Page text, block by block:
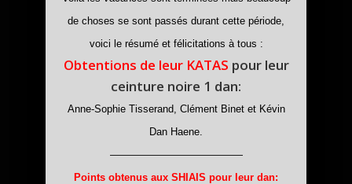
de choses se sont passés durant cette période,
voici le résumé et félicitations à tous :
Obtentions de leur KATAS pour leur
ceinture noire 1 dan:
Anne-Sophie Tisserand, Clément Binet et Kévin
Dan Haene.
—————————————
Points obtenus aux SHIAIS pour leur dan: